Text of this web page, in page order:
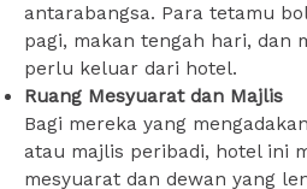
antarabangsa. Para tetamu
pagi, makan tengah hari, dan
perlu keluar dari hotel.
Ruang Mesyuarat dan Majlis
Bagi mereka yang
atau majlis peribadi, hotel ini
mesyuarat dan dewan yang